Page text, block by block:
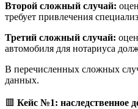
Второй сложный случай:
требует привлечения
Третий сложный случай:
автомобиля для нотариуса
В перечисленных сложных
данных.
🟥 Кейс №1: наследственное